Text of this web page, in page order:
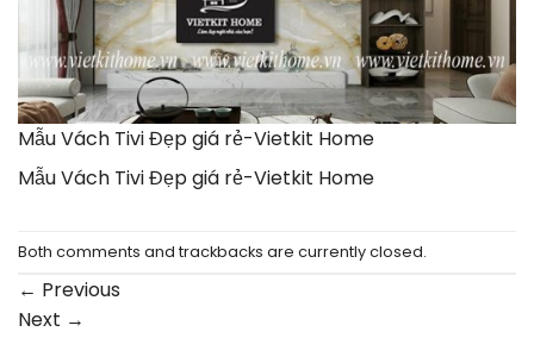
Mẫu Vách Tivi Đẹp giá rẻ-Vietkit Home
Mẫu Vách Tivi Đẹp giá rẻ-Vietkit Home
Both comments and trackbacks are currently closed.
← Previous
Next →